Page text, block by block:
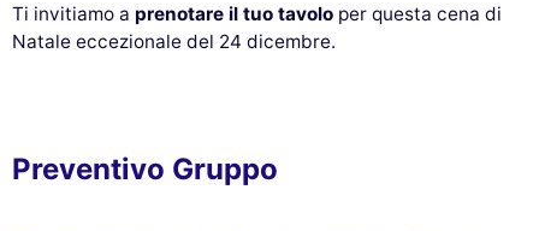
Ti invitiamo a prenotare il tuo tavolo per questa cena di
Natale eccezionale del 24 dicembre.
Preventivo Gruppo